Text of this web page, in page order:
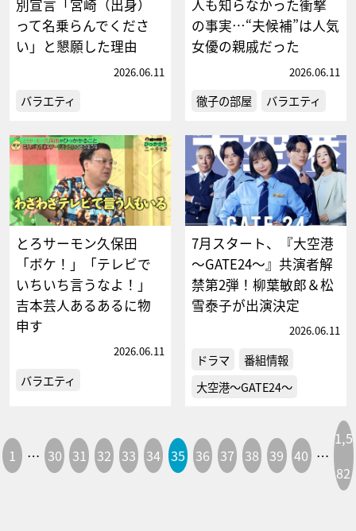
別宣言「宮崎（出身）
って名乗らんでくださ
い」と懇願した理由
2026.06.11
バラエティ
人も知らなかった衝撃
の事実…“夫候補”は人気
女優の親戚だった
2026.06.11
徹子の部屋 バラエティ
とろサーモン久保田
「ボケ！」「テレビで
いちいち言うなよ！」
吉本芸人あるあるに物
申す
2026.06.11
バラエティ
7月スタート、『大空港
～GATE24～』共演者解
禁第2弾！柳葉敏郎＆松
雪泰子が出演決定
2026.06.11
ドラマ
番組情報
大空港～GATE24～
1 … 30 31 32 33 34 35 36 37 38 39 40 …
1,5
82